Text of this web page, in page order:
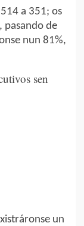
a 351; os
pasando de
nun 81%,
un